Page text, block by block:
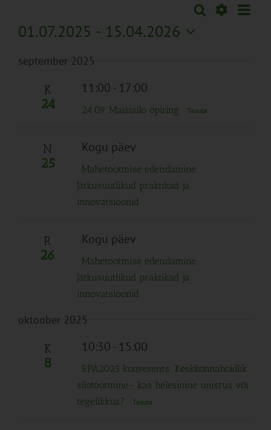
Sündmused
Search
Otsi
01.07.2025 - 15.04.2026
kuupäev.
september 2025
K
24
11:00- 17:00
24.09 Maisisilo õpiring Tasuta
N
25
Kogu päev
Mahetootmise edendamine:
Jätkusuutlikud praktikad ja
innovatsioonid
R
26
Kogu päev
Mahetootmise edendamine:
Jätkusuutlikud praktikad ja
innovatsioonid
oktoober 2025
K
8
10:30- 15:00
EPA2025 konverents: Keskkonnahoidlik
silotootmine- kas helesinine unistus või
tegelikkus?
Tasuta